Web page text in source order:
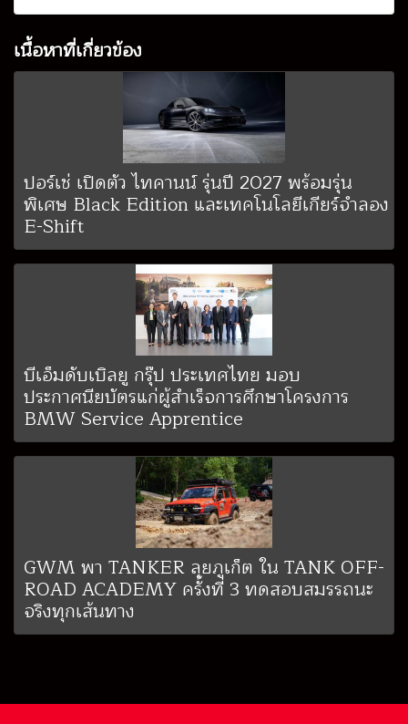
เนื้อหาที่เกี่ยวข้อง
ปอร์เช่ เปิดตัว ไทคานน์ รุ่นปี 2027 พร้อมรุ่น
พิเศษ Black Edition และเทคโนโลยีเกียร์จำลอง
E-Shift
บีเอ็มดับเบิลยู กรุ๊ป ประเทศไทย มอบ
ประกาศนียบัตรแก่ผู้สำเร็จการศึกษาโครงการ
BMW Service Apprentice
GWM พา TANKER ลุยภูเก็ต ใน TANK OFF-
ROAD ACADEMY ครั้งที่ 3 ทดสอบสมรรถนะ
จริงทุกเส้นทาง